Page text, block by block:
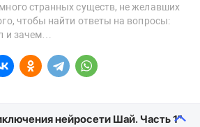
странных существ, не желавших
чтобы найти ответы на вопросы:
и зачем…
нейросети Шай. Часть 1”